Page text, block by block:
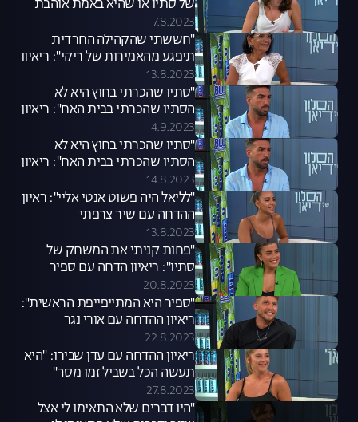
של סתיו או שהיא באמת אוהבת
אותך": ריאיון ההדחה עם יובל לוי
7.8.2023
"חששתי שהקהילה החרדית
תיפגע מהאמירות של ריקי": ריאיון
ההדחה עם אתי ייטב
13.8.2023
"סתיו שהכרתי בחוץ היא לא
הסתיו שהכרתי בבית האח": ריאיון
ההדחה עם אורי כהן
4.9.2023
"סתיו שהכרתי בחוץ היא לא
הסתיו שהכרתי בבית האח": ריאיון
ההדחה עם אורי כהן
14.8.2023
"לליאל היה פשוט אנטי אליי": ראיון
ההדחה עם שיר צרפתי
13.8.2023
"פחות קניתי את המשחק של
סתיו": ריאיון הדחה עם ספיר
בורגיל
20.8.2023
"ספיר היא המתייפייפת הראשית":
ריאיון ההדחה עם אורי נגר
22.8.2023
ריאיון ההדחה עם עדן שבירו: "היא
תעשה הכל בשביל זמן מסך"
27.8.2023
"היו דברים שלא התאימו לי אצל